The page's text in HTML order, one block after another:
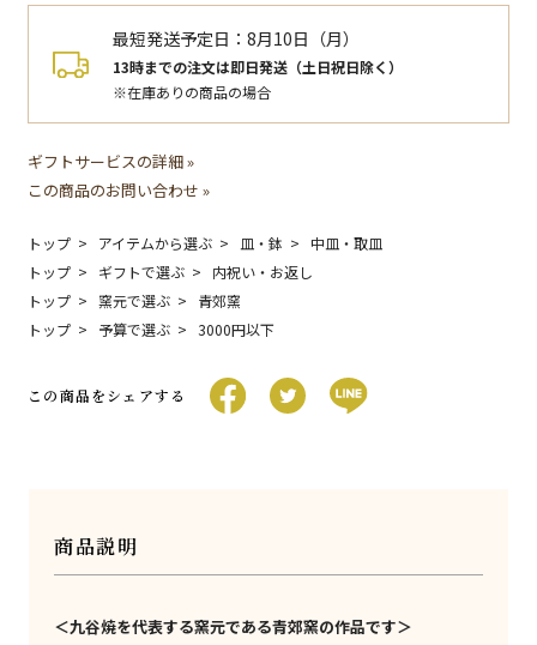
最短発送予定日：8月10日（月）
13時までの注文は即日発送（土日祝日除く）
※在庫ありの商品の場合
ギフトサービスの詳細 »
この商品のお問い合わせ »
トップ アイテムから選ぶ 皿・鉢
中皿・取皿
トップ
ギフトで選ぶ
内祝い・お返し
トップ
窯元で選ぶ
青郊窯
トップ
予算で選ぶ 3000円以下
この商品をシェアする
商品説明
＜九谷焼を代表する窯元である青郊窯の作品です＞